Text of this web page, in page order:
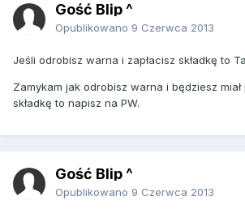
Gość Blip ^
Opublikowano 9 Czerwca 2013
Jeśli odrobisz warna i zapłacisz składkę to
Zamykam jak odrobisz warna i będziesz miał
składkę to napisz na PW.
Gość Blip ^
Opublikowano 9 Czerwca 2013